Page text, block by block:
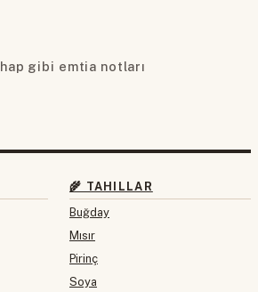
hap gibi emtia notları
🌾 TAHILLAR
Buğday
Mısır
Pirinç
Soya